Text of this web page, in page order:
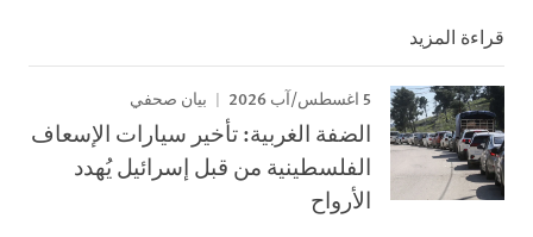
قراءة المزيد
5 اغسطس/آب 2026 بيان صحفي
الضفة الغربية: تأخير سيارات الإسعاف
الفلسطينية من قبل إسرائيل يُهدد
الأرواح